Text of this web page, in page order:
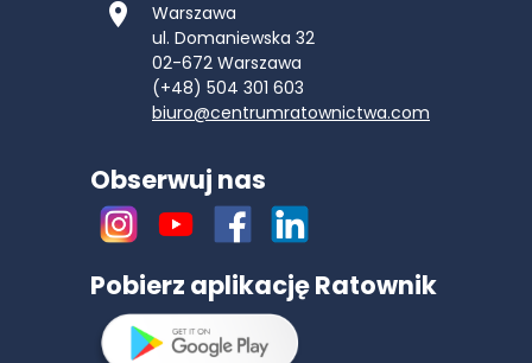
Warszawa
ul. Domaniewska 32
02-672 Warszawa
(+48) 504 301 603
biuro@centrumratownictwa.com
Obserwuj nas
Pobierz aplikację Ratownik